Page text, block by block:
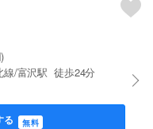
線/富沢駅 徒歩24分
る 無料